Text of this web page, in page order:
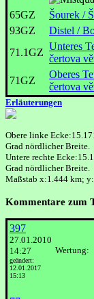
65GZ Šourek /
93GZ
Distel /
71.1GZ
Unteres
čertova
71GZ
Oberes
čertova
Erläuterungen
Obere linke
Grad nördlicher Breite.
Untere rechte
Grad nördlicher Breite.
Maßstab x:1.444 km;
Kommentare zum
397
27.01.2010
14:27
geändert:
12.01.2017
15:13
Wertung: